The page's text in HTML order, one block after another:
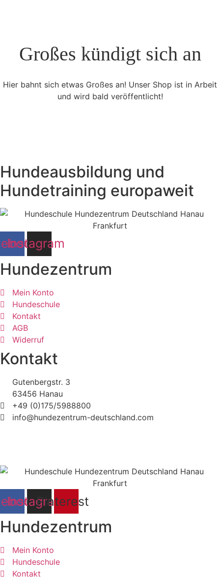
Großes kündigt sich an
Hier bahnt sich etwas Großes an! Unser Shop ist in Arbeit
und wird bald veröffentlicht!
Hundeausbildung und
Hundetraining europaweit
Instagram
Hundezentrum
Mein Konto
Hundeschule
Kontakt
AGB
Widerruf
Kontakt
Gutenbergstr. 3
63456 Hanau
+49 (0)175/5988800
info@hundezentrum-deutschland.com
Instagram
Pinterest
Hundezentrum
Mein Konto
Hundeschule
Kontakt